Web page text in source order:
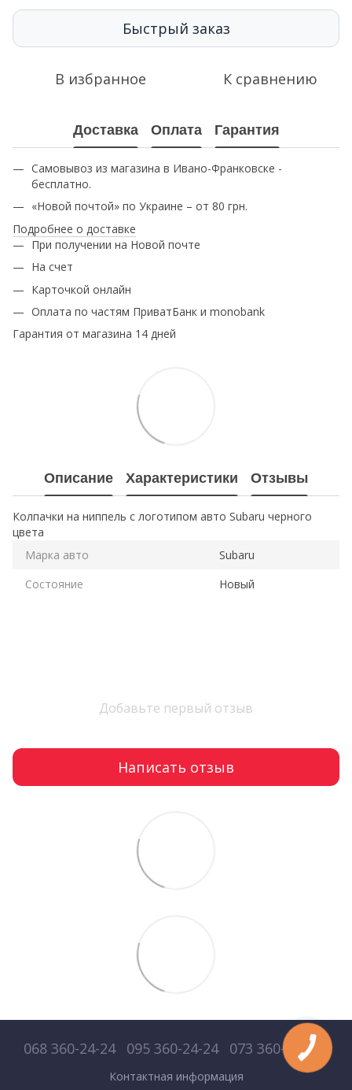
Быстрый заказ
В избранное К сравнению
Доставка Оплата Гарантия
Самовывоз из магазина в Ивано-Франковске -
бесплатно.
«Новой почтой» по Украине – от 80 грн.
Подробнее о доставке
При получении на Новой почте
На счет
Карточкой онлайн
Оплата по частям ПриватБанк и monobank
Гарантия от магазина 14 дней
Описание Характеристики Отзывы
Колпачки на ниппель с логотипом авто Subaru черного
цвета
Марка авто
Subaru
Состояние
Новый
Добавьте первый отзыв
Написать отзыв
068 360-24-24 095 360-24-24 073 360-24-24
Контактная информация